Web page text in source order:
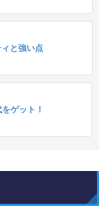
と強い点
ゲット！